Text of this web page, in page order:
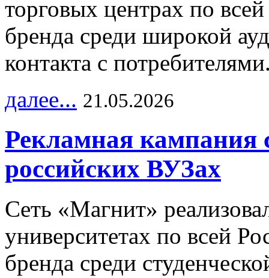
торговых центрах по
бренда среди широкой
контакта с
далее... 21.05.2026
Рекламная кампания
российских ВУЗах
Сеть «Магнит»
университетах по всей
бренда среди